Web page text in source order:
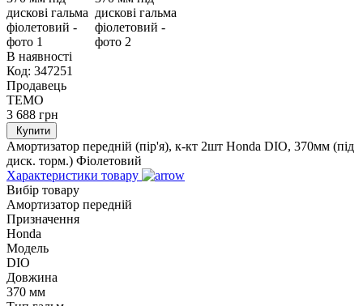
В наявності
Код: 347251
Продавець
TEMO
3 688 грн
Купити
Амортизатор передній (пір'я), к-кт 2шт Honda DIO, 370мм (під
диск. торм.) Фіолетовий
Характеристики товару
Вибір товару
Амортизатор передній
Призначення
Honda
Модель
DIO
Довжина
370 мм